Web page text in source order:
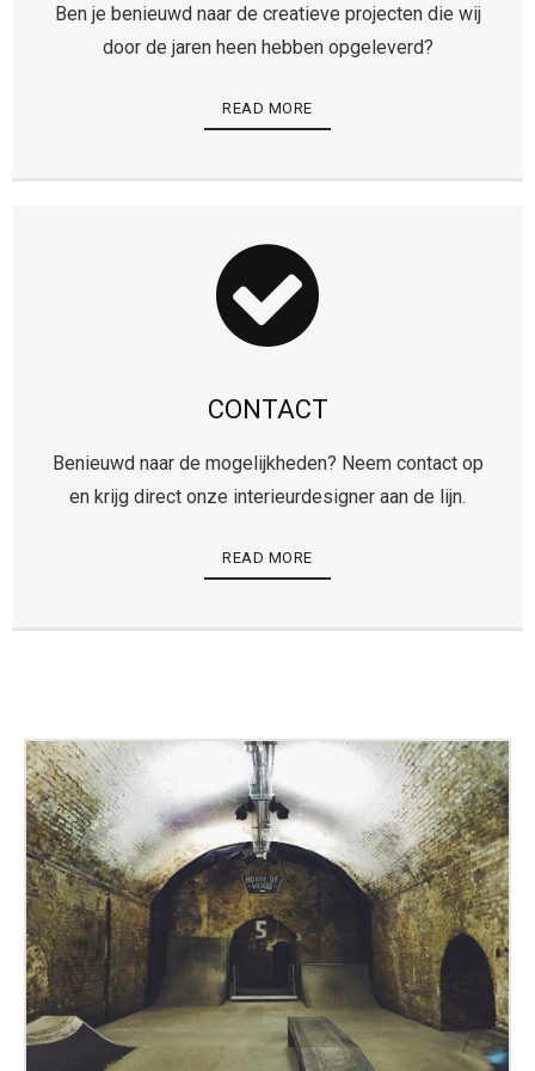
Ben je benieuwd naar de creatieve projecten die wij
door de jaren heen hebben opgeleverd?
READ MORE
CONTACT
Benieuwd naar de mogelijkheden? Neem contact op
en krijg direct onze interieurdesigner aan de lijn.
READ MORE